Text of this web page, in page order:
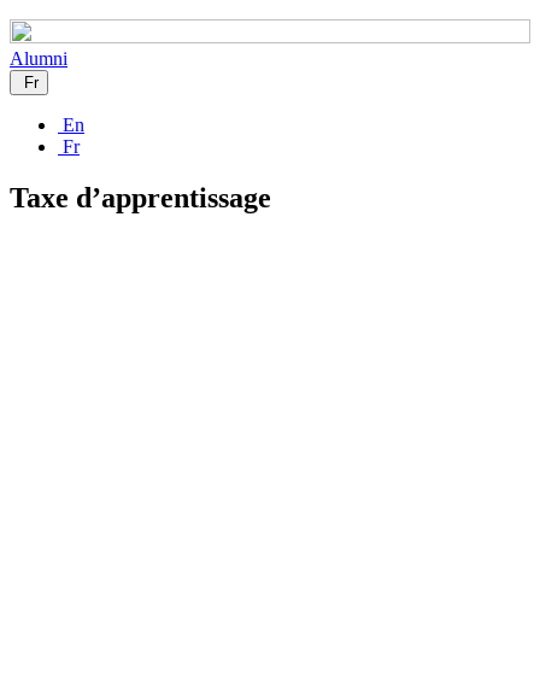
Alumni
Fr
En
Fr
Taxe d’apprentissage